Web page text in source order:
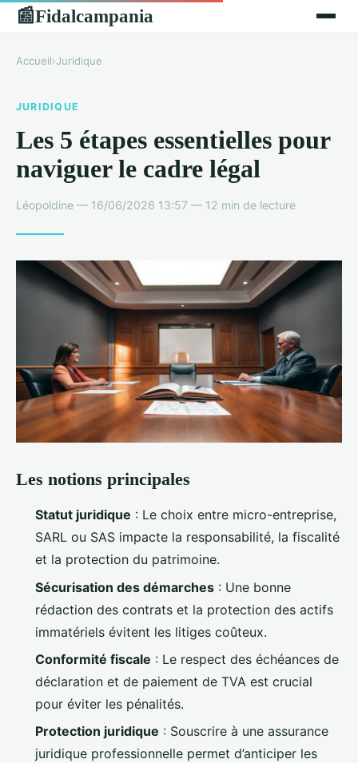
📰Fidalcampania
Accueil›Juridique
JURIDIQUE
Les 5 étapes essentielles pour
naviguer le cadre légal
Léopoldine — 16/06/2026 13:57 — 12 min de lecture
Les notions principales
Statut juridique : Le choix entre micro-entreprise,
SARL ou SAS impacte la responsabilité, la fiscalité
et la protection du patrimoine.
Sécurisation des démarches : Une bonne
rédaction des contrats et la protection des actifs
immatériels évitent les litiges coûteux.
Conformité fiscale : Le respect des échéances de
déclaration et de paiement de TVA est crucial
pour éviter les pénalités.
Protection juridique : Souscrire à une assurance
juridique professionnelle permet d’anticiper les